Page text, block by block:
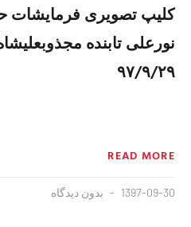
کلیپ تصویری فرمايشات
نورعلی تابنده
۹۷/۹/۲۹
READ MORE
1397-09-30 بدون دیدگاه